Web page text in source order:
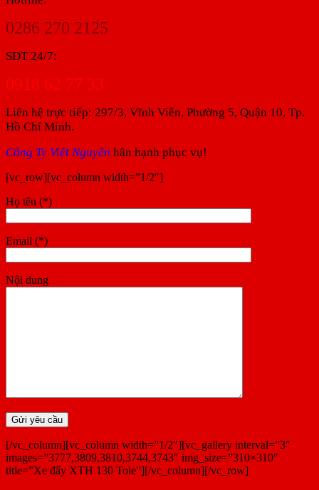
0286 270 2125
SĐT 24/7:
0918 62 77 33
Liên hệ trực tiếp: 297/3, Vĩnh Viễn, Phường 5, Quận 10, Tp.
Hồ Chí Minh.
Công Ty Việt Nguyên hân hạnh phục vụ!
[vc_row][vc_column width=”1/2″]
Họ tên (*)
Email (*)
Nội dung
[/vc_column][vc_column width=”1/2″][vc_gallery interval=”3″
images=”3777,3809,3810,3744,3743″ img_size=”310×310″
title=”Xe đẩy XTH 130 Tole”][/vc_column][/vc_row]